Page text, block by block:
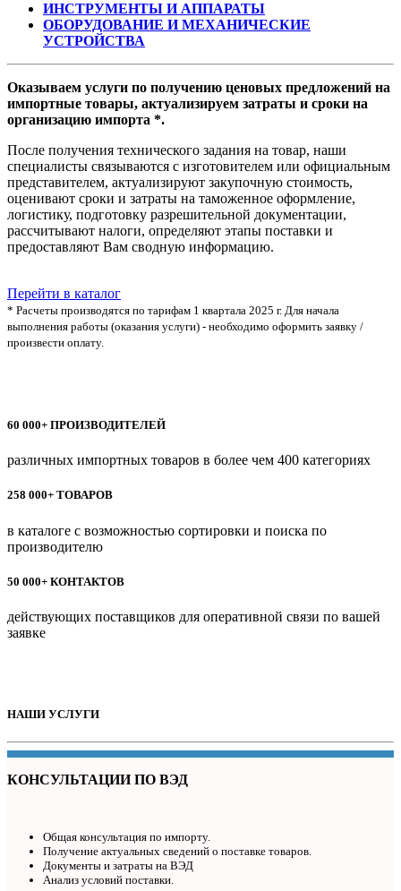
ИНСТРУМЕНТЫ И АППАРАТЫ
ОБОРУДОВАНИЕ И МЕХАНИЧЕСКИЕ
УСТРОЙСТВА
Оказываем услуги по получению ценовых предложений на
импортные товары, актуализируем затраты и сроки на
организацию импорта *.
После получения технического задания на товар, наши
специалисты связываются с изготовителем или официальным
представителем, актуализируют закупочную стоимость,
оценивают cроки и затраты на таможенное оформление,
логистику, подготовку разрешительной документации,
рассчитывают налоги, определяют этапы поставки и
предоставляют Вам сводную информацию.
Перейти в каталог
* Расчеты производятся по тарифам 1 квартала 2025 г. Для начала
выполнения работы (оказания услуги) - необходимо оформить заявку /
произвести оплату.
60 000+ ПРОИЗВОДИТЕЛЕЙ
различных импортных товаров в более чем 400 категориях
258 000+ ТОВАРОВ
в каталоге с возможностью сортировки и поиска по
производителю
50 000+ КОНТАКТОВ
действующих поставщиков для оперативной связи по вашей
заявке
НАШИ УСЛУГИ
КОНСУЛЬТАЦИИ ПО ВЭД
Общая консультация по импорту.
Получение актуальных сведений о поставке товаров.
Документы и затраты на ВЭД
Анализ условий поставки.